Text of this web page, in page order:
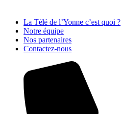
La Télé de l’Yonne c’est quoi ?
Notre équipe
Nos partenaires
Contactez-nous